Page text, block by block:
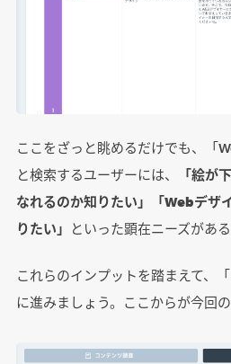
ここをざっと眺めるだけでも、「
と検索するユーザーには、
「絵が
なれるのか知りたい」「Webデザ
りたい」 といった顕在ニーズがあ
これらのインプットを踏まえて、
に進みましょう。ここからが今回